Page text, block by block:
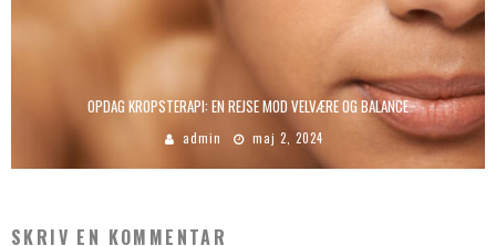
OPDAG KROPSTERAPI: EN REJSE MOD VELVÆRE OG BALANCE
admin maj 2, 2024
SKRIV EN KOMMENTAR